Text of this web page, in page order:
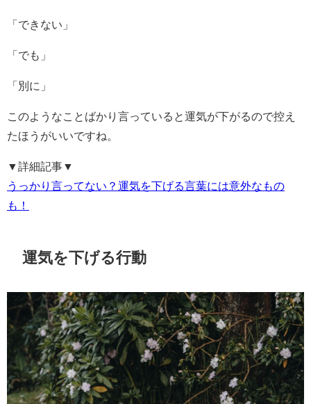
「できない」
「でも」
「別に」
このようなことばかり言っていると運気が下がるので控え
たほうがいいですね。
▼詳細記事▼
うっかり言ってない？運気を下げる言葉には意外なもの
も！
運気を下げる行動